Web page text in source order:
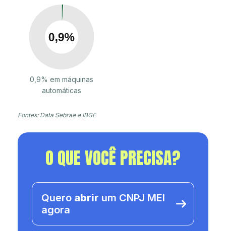
0,9% em máquinas
automáticas
Fontes: Data Sebrae e IBGE
O QUE VOCÊ PRECISA?
Quero abrir um CNPJ MEI
agora